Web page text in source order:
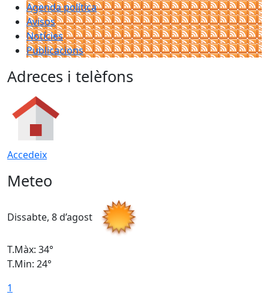
Agenda política
Avisos
Notícies
Publicacions
Adreces i telèfons
Accedeix
Meteo
Dissabte, 8 d’agost
T.Màx: 34°
T.Min: 24°
1